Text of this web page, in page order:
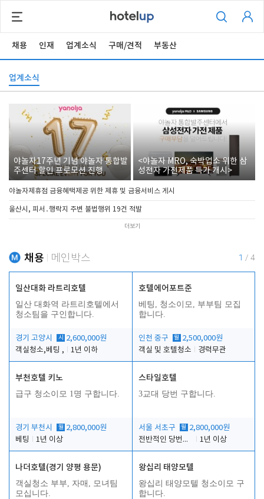
채용 인재 업계소식 구매/견적 부동산
업계소식
야놀자17주년 기념 야놀자 통합발
주센터 할인 프로모션 진행
<야놀자 MRO, 숙박업소 위한 삼
성전자 가전제품 특가 개시>
야놀자제휴점 금융혜택제공 위한 제휴 및 금융서비스 게시
울산시, 피서․행락지 주변 불법행위 19건 적발
더보기
채용 메인박스 1 / 4
일산대화 라트리호텔
일산 대화역 라트리호텔에서
청소팀을 구인합니다.
경기 고양시 시
2,600,000원
객실청소,베팅 ,
1년 이하
호텔에어포트준
베팅, 청소이모, 부부팀 모집
합니다.
인천 중구 월 2,500,000원
객실 및 호텔청소
경력무관
부천호텔 키노
급구 청소이모 1명 구합니다.
경기 부천시 월 2,800,000원
베팅
1년 이상
스타일호텔
3교대 당번 구합니다.
서울 서초구 월 2,800,000원
전반적인 당번업무
1년 이상
나더호텔(경기 양평 용문)
객실청소 부부, 자매, 모녀팀
모십니다.
왕십리 태양모텔
왕십리 태양모텔 청소이모 구
합니다.